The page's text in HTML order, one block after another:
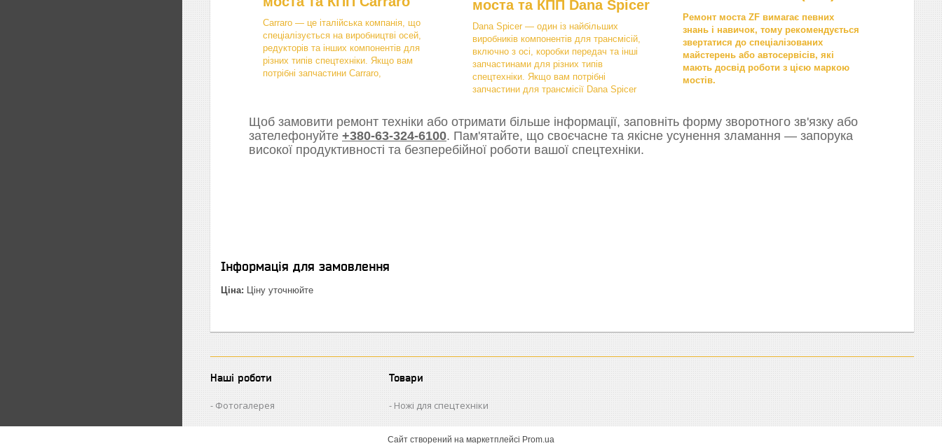
Carraro — це італійська компанія, що
спеціалізується на виробництві осей,
редукторів та інших компонентів для
різних типів спецтехніки. Якщо вам
потрібні запчастини Carraro,
моста та КПП Dana Spicer
Dana Spicer — один із найбільших
виробників компонентів для трансмісій,
включно з осі, коробки передач та інші
запчастинами для різних типів
спецтехніки. Якщо вам потрібні
запчастини для трансмісії Dana Spicer
Ремонт моста ZF вимагає певних
знань і навичок, тому рекомендується
звертатися до спеціалізованих
майстерень або автосервісів, які
мають досвід роботи з цією маркою
мостів.
Щоб замовити ремонт техніки або отримати більше інформації, заповніть форму зворотного зв'язку або
зателефонуйте +380-63-324-6100. Пам'ятайте, що своєчасне та якісне усунення зламання — запорука
високої продуктивності та безперебійної роботи вашої спецтехніки.
Інформація для замовлення
Ціна: Ціну уточнюйте
Наші роботи
Фотогалерея
Товари
Ножі для спецтехніки
Сайт створений на маркетплейсі Prom.ua